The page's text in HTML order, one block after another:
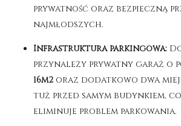
prywatność oraz bezpieczną
najmłodszych.
Infrastruktura parkingowa:
przynależy prywatny garaż o
16m2 oraz dodatkowo dwa
tuż przed samym budynkiem,
eliminuje problem parkowania.